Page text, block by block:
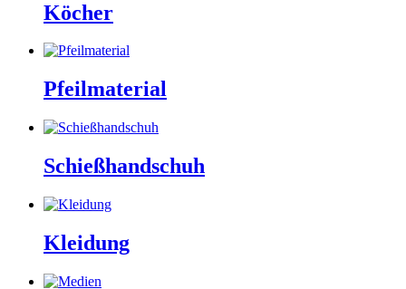
Köcher
Pfeilmaterial
Schießhandschuh
Kleidung